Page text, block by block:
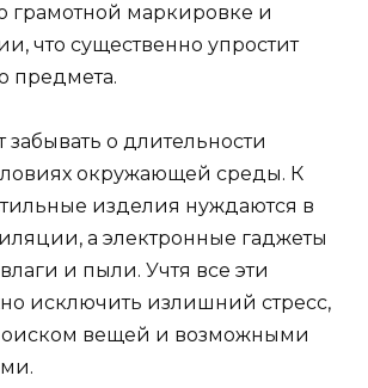
грамотной маркировке и
что существенно упростит
предмета.
забывать о длительности
окружающей среды. К
изделия нуждаются в
а электронные гаджеты
и пыли. Учтя все эти
исключить излишний стресс,
вещей и возможными